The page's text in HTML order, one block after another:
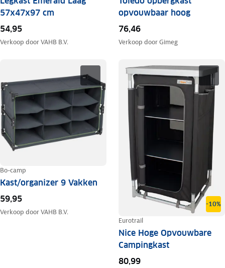
57x47x97 cm
54,95
Verkoop doorVAHB B.V.
opvouwbaar hoog
76,46
Verkoop doorGimeg
Bo-camp
Kast/organizer 9 Vakken
59,95
Verkoop doorVAHB B.V.
-10%
Eurotrail
Nice Hoge Opvouwbare
Campingkast
80,99